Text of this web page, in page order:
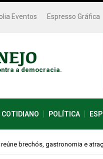
Eventos Espresso Gráfica
a democracia.
COTIDIANO POLÍTICA
paranoia e conspiração em